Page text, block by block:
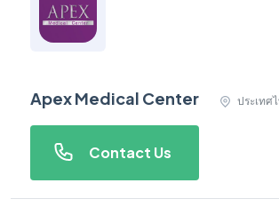
Apex Medical Center ประเทศ
Contact Us